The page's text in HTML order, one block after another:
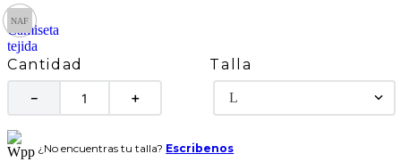
Cantidad
＋
－
Talla
L
¿No encuentras tu talla? Escribenos